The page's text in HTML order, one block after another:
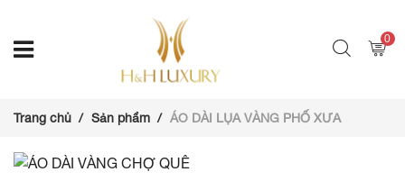
0
Trang chủ Sản phẩm ÁO DÀI LỤA VÀNG PHỐ XƯA